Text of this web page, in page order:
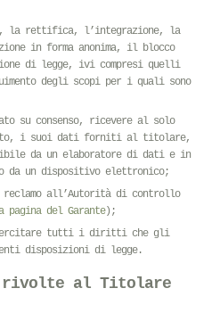
la rettifica, l’integrazione, la
in forma anonima, il blocco
di legge, ivi compresi quelli
degli scopi per i quali sono
su consenso, ricevere al solo
i suoi dati forniti al titolare,
da un elaboratore di dati e in
da un dispositivo elettronico;
all’Autorità di controllo
del Garante);
tutti i diritti che gli
disposizioni di legge.
rivolte al Titolare